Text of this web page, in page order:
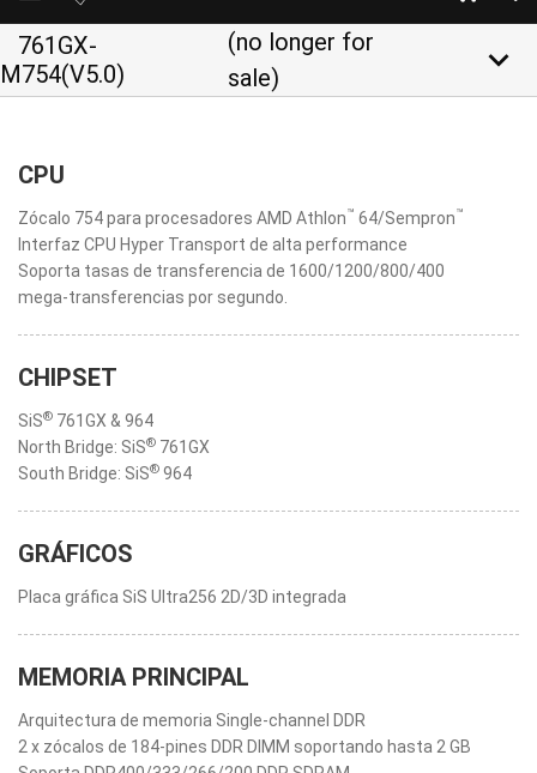
761GX-
M754(V5.0)
(no longer for
sale)
keyboard_arrow_down
CPU
Zócalo 754 para procesadores AMD Athlon™ 64/Sempron™
Interfaz CPU Hyper Transport de alta performance
Soporta tasas de transferencia de 1600/1200/800/400
mega-transferencias por segundo.
CHIPSET
SiS® 761GX & 964
North Bridge: SiS® 761GX
South Bridge: SiS® 964
GRÁFICOS
Placa gráfica SiS Ultra256 2D/3D integrada
MEMORIA PRINCIPAL
Arquitectura de memoria Single-channel DDR
2 x zócalos de 184-pines DDR DIMM soportando hasta 2 GB